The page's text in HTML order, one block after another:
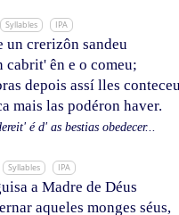
Syllables IPA
un crerizôn sandeu
cabrit' ên e o comeu;
depois assí lles conteceu
mais las podéron haver.
é d' as bestias obedecer...
Syllables IPA
a Madre de Déus
aqueles monges séus,